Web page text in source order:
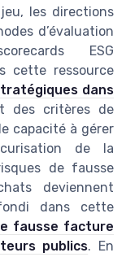
les directions
d’évaluation
ESG
cette ressource
dans
des critères de
capacité à gérer
de la
de fausse
deviennent
dans cette
fausse facture
publics. En